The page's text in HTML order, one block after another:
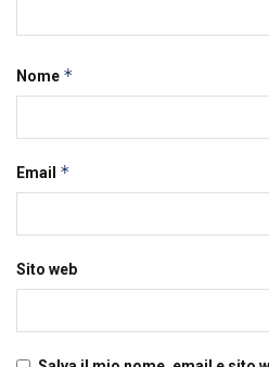
Nome *
Email *
Sito web